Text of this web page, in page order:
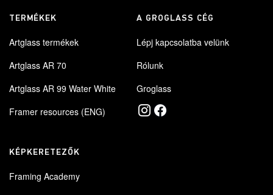
TERMÉKEK
Artglass termékek
Artglass AR 70
Artglass AR 99 Water White
Framer resources (ENG)
A GROGLASS CÉG
Lépj kapcsolatba velünk
Rólunk
Groglass
KÉPKERETEZŐK
Framing Academy